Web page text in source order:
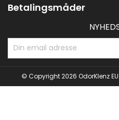
Betalingsmåder
© Copyright 2026 OdorKlenz